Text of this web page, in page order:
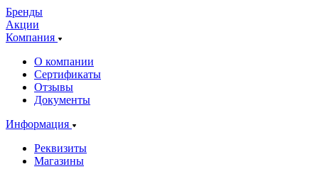
Бренды
Акции
Компания
О компании
Сертификаты
Отзывы
Документы
Информация
Реквизиты
Магазины